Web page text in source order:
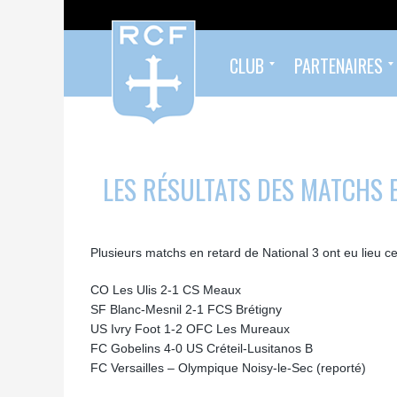
CLUB PARTENAIRES
LES RÉSULTATS DES
Plusieurs matchs en retard de National 3 ont eu lieu
CO Les Ulis 2-1 CS Meaux
SF Blanc-Mesnil 2-1 FCS Brétigny
US Ivry Foot 1-2 OFC Les Mureaux
FC Gobelins 4-0 US Créteil-Lusitanos B
FC Versailles – Olympique Noisy-le-Sec (reporté)